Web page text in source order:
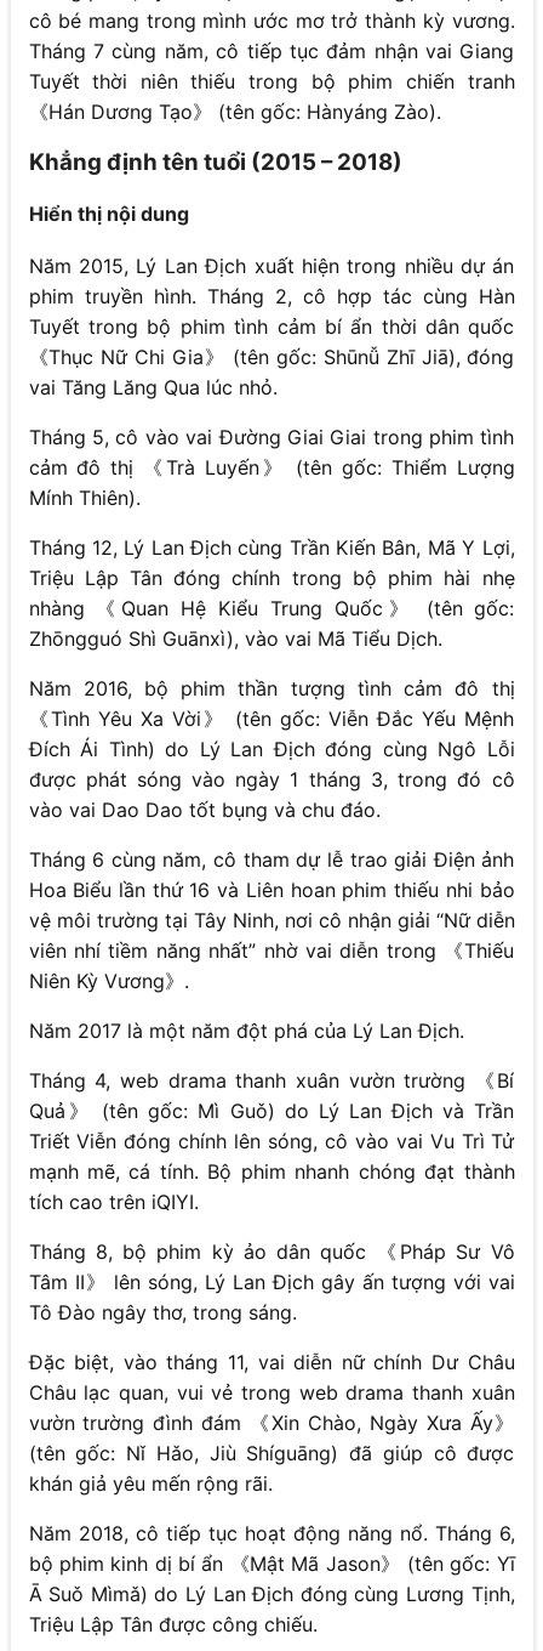
cô bé mang trong mình ước mơ trở thành kỳ vương.
Tháng 7 cùng năm, cô tiếp tục đảm nhận vai Giang
Tuyết thời niên thiếu trong bộ phim chiến tranh
《Hán Dương Tạo》 (tên gốc: Hànyáng Zào).
Khẳng định tên tuổi (2015 – 2018)
Hiển thị nội dung
Năm 2015, Lý Lan Địch xuất hiện trong nhiều dự án
phim truyền hình. Tháng 2, cô hợp tác cùng Hàn
Tuyết trong bộ phim tình cảm bí ẩn thời dân quốc
《Thục Nữ Chi Gia》 (tên gốc: Shūnǚ Zhī Jiā), đóng
vai Tăng Lăng Qua lúc nhỏ.
Tháng 5, cô vào vai Đường Giai Giai trong phim tình
cảm đô thị 《Trà Luyến》 (tên gốc: Thiểm Lượng
Mính Thiên).
Tháng 12, Lý Lan Địch cùng Trần Kiến Bân, Mã Y Lợi,
Triệu Lập Tân đóng chính trong bộ phim hài nhẹ
nhàng 《Quan Hệ Kiểu Trung Quốc》 (tên gốc:
Zhōngguó Shì Guānxì), vào vai Mã Tiểu Dịch.
Năm 2016, bộ phim thần tượng tình cảm đô thị
《Tình Yêu Xa Vời》 (tên gốc: Viễn Đắc Yếu Mệnh
Đích Ái Tình) do Lý Lan Địch đóng cùng Ngô Lỗi
được phát sóng vào ngày 1 tháng 3, trong đó cô
vào vai Dao Dao tốt bụng và chu đáo.
Tháng 6 cùng năm, cô tham dự lễ trao giải Điện ảnh
Hoa Biểu lần thứ 16 và Liên hoan phim thiếu nhi bảo
vệ môi trường tại Tây Ninh, nơi cô nhận giải “Nữ diễn
viên nhí tiềm năng nhất” nhờ vai diễn trong 《Thiếu
Niên Kỳ Vương》.
Năm 2017 là một năm đột phá của Lý Lan Địch.
Tháng 4, web drama thanh xuân vườn trường 《Bí
Quả》 (tên gốc: Mì Guǒ) do Lý Lan Địch và Trần
Triết Viễn đóng chính lên sóng, cô vào vai Vu Trì Tử
mạnh mẽ, cá tính. Bộ phim nhanh chóng đạt thành
tích cao trên iQIYI.
Tháng 8, bộ phim kỳ ảo dân quốc 《Pháp Sư Vô
Tâm II》 lên sóng, Lý Lan Địch gây ấn tượng với vai
Tô Đào ngây thơ, trong sáng.
Đặc biệt, vào tháng 11, vai diễn nữ chính Dư Châu
Châu lạc quan, vui vẻ trong web drama thanh xuân
vườn trường đình đám 《Xin Chào, Ngày Xưa Ấy》
(tên gốc: Nǐ Hǎo, Jiù Shíguāng) đã giúp cô được
khán giả yêu mến rộng rãi.
Năm 2018, cô tiếp tục hoạt động năng nổ. Tháng 6,
bộ phim kinh dị bí ẩn 《Mật Mã Jason》 (tên gốc: Yī
Ā Suǒ Mìmǎ) do Lý Lan Địch đóng cùng Lương Tịnh,
Triệu Lập Tân được công chiếu.